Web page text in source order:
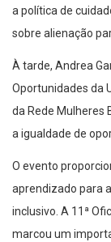
a política de
sobre alienação
À tarde, Andrea
Oportunidades da
da Rede Mulheres
a igualdade de
O evento
aprendizado para
inclusivo. A 11ª
marcou um